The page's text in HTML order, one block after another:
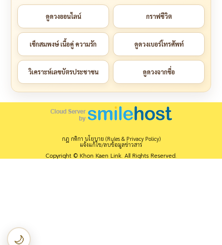
ดูดวงออนไลน์ กราฟชีวิต
เช็กสมพงษ์ เนื้อคู่ ความรัก ดูดวงเบอร์โทรศัพท์
วิเคราะห์เลขบัตรประชาชน ดูดวงจากชื่อ
กฎ กติกา นโยบาย (Rules & Privacy Policy)
แจ้งแก้ไข/ลบข้อมูลข่าวสาร
Copyright © Khon Kaen Link. All Rights Reserved.
🌙